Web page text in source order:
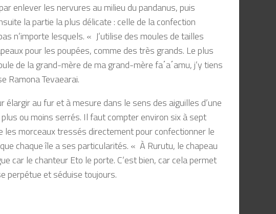
enlever les nervures au milieu du pandanus, puis
la partie la plus délicate : celle de la confection
n’importe lesquels. « J’utilise des moules de tailles
pour les poupées, comme des très grands. Le plus
de la grand-mère de ma grand-mère fa΄a΄amu, j’y tiens
Ramona Tevaearai.
au fur et à mesure dans le sens des aiguilles d’une
ou moins serrés. Il faut compter environ six à sept
les morceaux tressés directement pour confectionner le
chaque île a ses particularités. « À Rurutu, le chapeau
car le chanteur Eto le porte. C’est bien, car cela permet
perpétue et séduise toujours.